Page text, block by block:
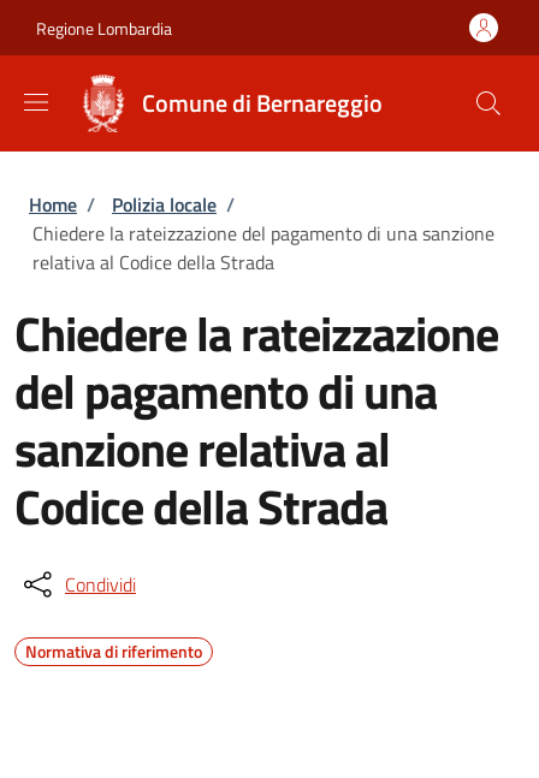
Regione Lombardia
Comune di Bernareggio
Briciole di pane
Home / Polizia locale /
Chiedere la rateizzazione del pagamento di una sanzione
relativa al Codice della Strada
Chiedere la rateizzazione
del pagamento di una
sanzione relativa al
Codice della Strada
Condividi
Normativa di riferimento